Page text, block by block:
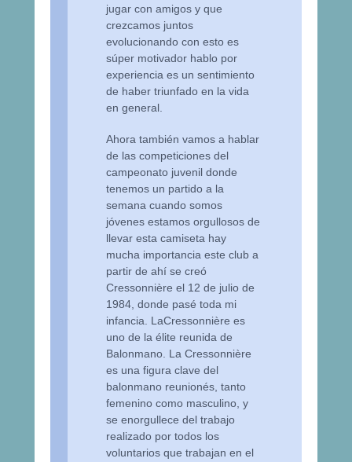
jugar con amigos y que
crezcamos juntos
evolucionando con esto es
súper motivador hablo por
experiencia es un sentimiento
de haber triunfado en la vida
en general.
Ahora también vamos a hablar
de las competiciones del
campeonato juvenil donde
tenemos un partido a la
semana cuando somos
jóvenes estamos orgullosos de
llevar esta camiseta hay
mucha importancia este club a
partir de ahí se creó
Cressonnière el 12 de julio de
1984, donde pasé toda mi
infancia. LaCressonnière es
uno de la élite reunida de
Balonmano. La Cressonnière
es una figura clave del
balonmano reunionés, tanto
femenino como masculino, y
se enorgullece del trabajo
realizado por todos los
voluntarios que trabajan en el